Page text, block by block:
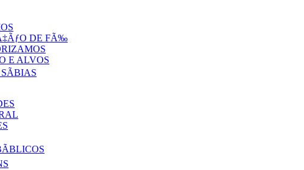
DE FÃ‰
E ALVOS